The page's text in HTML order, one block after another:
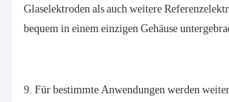
Glaselektroden als auch weitere
bequem in einem einzigen Gehäuse
9. Für bestimmte Anwendungen werden